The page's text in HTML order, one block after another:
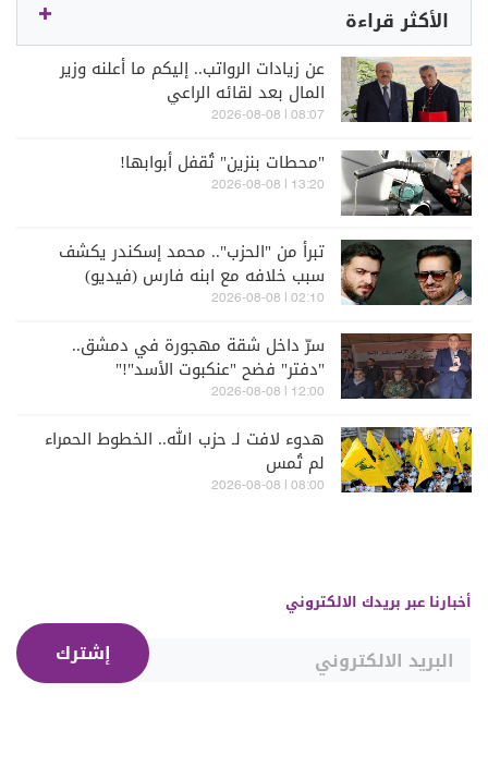
الأكثر قراءة
عن زيادات الرواتب.. إليكم ما أعلنه وزير
المال بعد لقائه الراعي
08:07 | 2026-08-08
"محطات بنزين" تُقفل أبوابها!
13:20 | 2026-08-08
تبرأ من "الحزب".. محمد إسكندر يكشف
سبب خلافه مع ابنه فارس (فيديو)
02:10 | 2026-08-08
سرّ داخل شقة مهجورة في دمشق..
"دفتر" فضح "عنكبوت الأسد"!"
12:00 | 2026-08-08
هدوء لافت لـ حزب الله.. الخطوط الحمراء
لم تُمس
08:00 | 2026-08-08
أخبارنا عبر بريدك الالكتروني
إشترك